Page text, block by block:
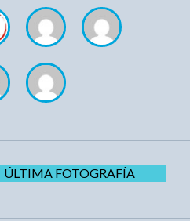
ÚLTIMA FOTOGRAFÍA